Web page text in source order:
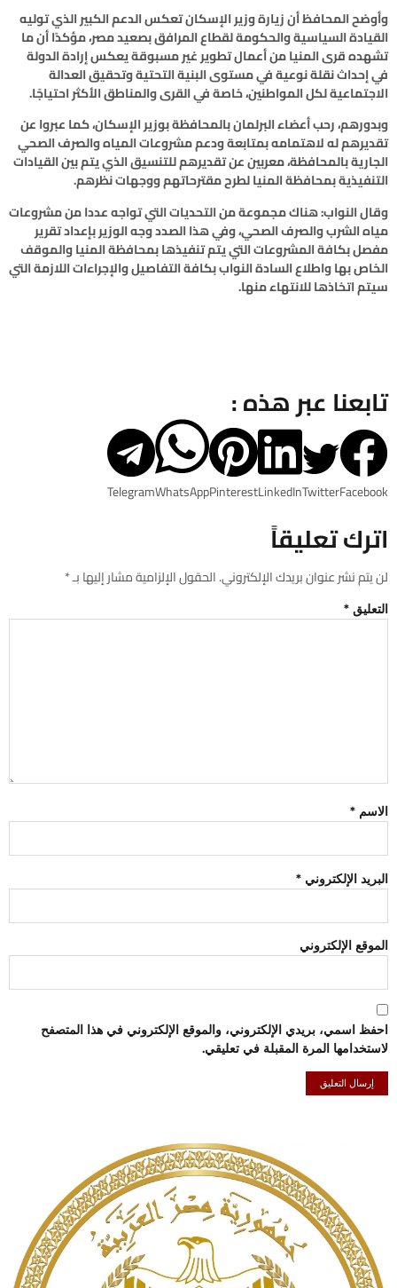
وأوضح المحافظ أن زيارة وزير الإسكان تعكس الدعم الكبير الذي توليه
القيادة السياسية والحكومة لقطاع المرافق بصعيد مصر، مؤكدًا أن ما
تشهده قرى المنيا من أعمال تطوير غير مسبوقة يعكس إرادة الدولة
في إحداث نقلة نوعية في مستوى البنية التحتية وتحقيق العدالة
الاجتماعية لكل المواطنين، خاصة في القرى والمناطق الأكثر احتياجًا.
وبدورهم، رحب أعضاء البرلمان بالمحافظة بوزير الإسكان، كما عبروا عن
تقديرهم له لاهتمامه بمتابعة ودعم مشروعات المياه والصرف الصحي
الجارية بالمحافظة، معربين عن تقديرهم للتنسيق الذي يتم بين القيادات
التنفيذية بمحافظة المنيا لطرح مقترحاتهم ووجهات نظرهم.
وقال النواب: هناك مجموعة من التحديات التي تواجه عددا من مشروعات
مياه الشرب والصرف الصحي، وفي هذا الصدد وجه الوزير بإعداد تقرير
مفصل بكافة المشروعات التي يتم تنفيذها بمحافظة المنيا والموقف
الخاص بها واطلاع السادة النواب بكافة التفاصيل والإجراءات اللازمة التي
سيتم اتخاذها للانتهاء منها.
تابعنا عبر هذه :
Facebook
Twitter
LinkedIn
Pinterest
WhatsApp
Telegram
اترك تعليقاً
لن يتم نشر عنوان بريدك الإلكتروني.الحقول الإلزامية مشار إليها بـ*
التعليق *
الاسم *
البريد الإلكتروني *
الموقع الإلكتروني
احفظ اسمي، بريدي الإلكتروني، والموقع الإلكتروني في هذا المتصفح
لاستخدامها المرة المقبلة في تعليقي.